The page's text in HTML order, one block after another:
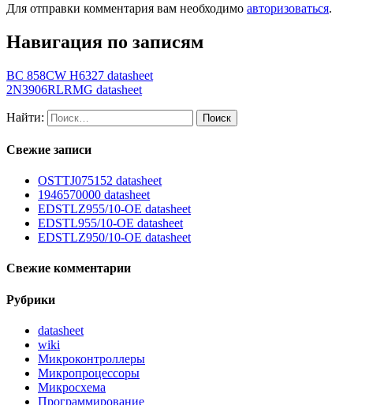
Для отправки комментария вам необходимо авторизоваться.
Навигация по записям
BC 858CW H6327 datasheet
2N3906RLRMG datasheet
Найти:
Свежие записи
OSTTJ075152 datasheet
1946570000 datasheet
EDSTLZ955/10-OE datasheet
EDSTL955/10-OE datasheet
EDSTLZ950/10-OE datasheet
Свежие комментарии
Рубрики
datasheet
wiki
Микроконтроллеры
Микропроцессоры
Микросхема
Программирование